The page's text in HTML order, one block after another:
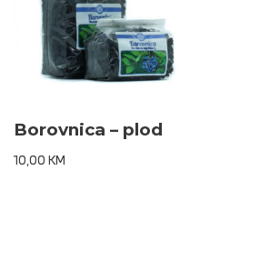
Borovnica – plod
10,00 KM